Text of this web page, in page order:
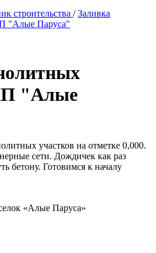
строительства / Заливка
"Алые Паруса"
"Алые
участков на отметке 0,000.
сети. Дождичек как раз
бетону. Готовимся к началу
«Алые Паруса»